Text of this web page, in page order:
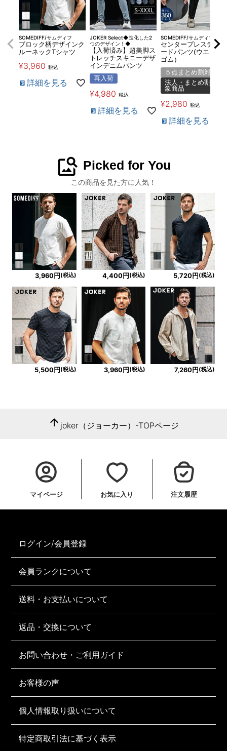
SOMEDIFF/サムディフ
ブロック柄デザインク
ルーネックTシャツ
¥3,960 税込
詳細を見る
JOKER Select◆進化した2
つのデザイン！◆
【入荷済み】超美脚ス
トレッチスキニーデザ
インデニムパンツ
再入荷
¥4,980 税込
詳細を見る
SOMEDIFF/サムディフ
センタープレステーパ
ードパンツ(ウエスト
ゴム）
５点まとめ割対象
法人・まとめ割対
象商品
¥2,980 税込
詳細を見る
image_search Picked for You
この商品を見た方に人気！
3,960円 (税込) 4,400円 (税込) 5,720円 (税込)
5,500円(税込) 3,960円(税込) 7,260円(税込)
arrow_upward joker（ジョーカー）-TOPページ
マイページ お気に入り 注文履歴
ログイン/会員登録
会員ランクについて
送料・お支払いについて
返品・交換について
お問い合わせ・ご利用ガイド
お客様の声
個人情報取り扱いについて
特定商取引法に基づく表示